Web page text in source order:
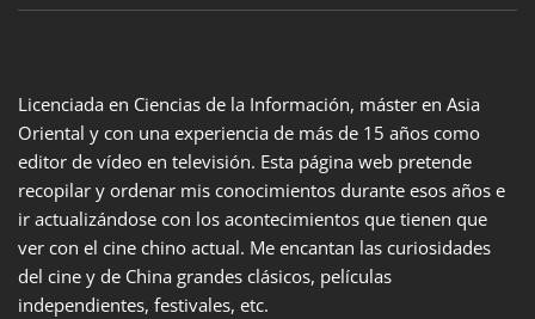
Licenciada en Ciencias de la Información, máster en Asia
Oriental y con una experiencia de más de 15 años como
editor de vídeo en televisión. Esta página web pretende
recopilar y ordenar mis conocimientos durante esos años e
ir actualizándose con los acontecimientos que tienen que
ver con el cine chino actual. Me encantan las curiosidades
del cine y de China grandes clásicos, películas
independientes, festivales, etc.